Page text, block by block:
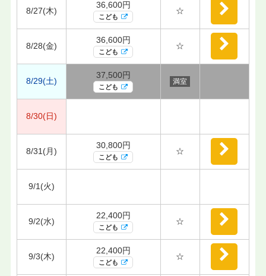
8/27(木)
36,600円
こども
☆
8/28(金)
36,600円
こども
☆
8/29(土)
37,500円
こども
満室
8/30(日)
8/31(月)
30,800円
こども
☆
9/1(火)
9/2(水)
22,400円
こども
☆
9/3(木)
22,400円
こども
☆